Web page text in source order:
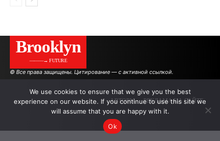
Brooklyn
———→ FUTURE
© Все права защищены. Цитирование — с активной ссылкой.
АВТОРЫ РЕКЛАМА НА САЙТЕ
We use cookies to ensure that we give you the best
experience on our website. If you continue to use this site we
will assume that you are happy with it.
Ok